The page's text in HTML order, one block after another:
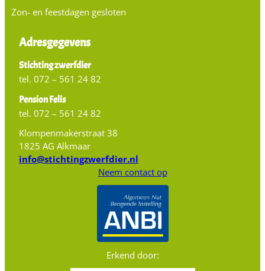
Zon- en feestdagen gesloten
Adresgegevens
Stichting zwerfdier
tel. 072 – 561 24 82
Pension Felis
tel. 072 – 561 24 82
Klompenmakerstraat 38
1825 AG Alkmaar
info@stichtingzwerfdier.nl
Neem contact op
Erkend door: